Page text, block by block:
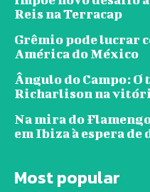
Reis na Terracap
Grêmio pode lucrar
América do México
Ângulo do Campo:
Richarlison na
Na mira do
em Ibiza à espera
Most popular